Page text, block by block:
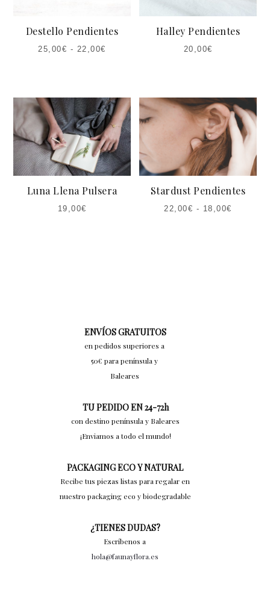
Destello Pendientes
22,00€
-
25,00€
Halley Pendientes
20,00€
Luna Llena Pulsera
19,00€
Stardust Pendientes
18,00€
-
22,00€
ENVÍOS GRATUITOS
en pedidos superiores a
50€ para península y
Baleares
TU PEDIDO EN 24-72h
con destino península y Baleares
¡Enviamos a todo el mundo!
PACKAGING ECO Y NATURAL
Recibe tus piezas listas para regalar en
nuestro packaging eco y biodegradable
¿TIENES DUDAS?
Escríbenos a
hola@faunayflora.es